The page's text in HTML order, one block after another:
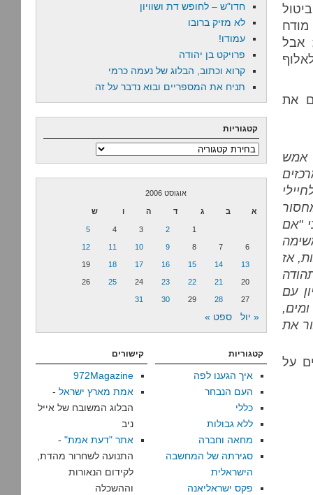
אבל
את
אמש
"אם
אז
עם
את
על
חדו"ש – לחופש דת ושוויון
לא מזיק ברובו
עמודו!
פרויקט בן יהודה
קרוא וכתוב, הבלוג של נעמה כרמי
תניח את המספריים ובוא נדבר על זה
קטגוריות
קטגוריות
אוגוסט 2006
א ב ג ד ה ו ש
1
2
3
4
5
6
7
8
9
10
11
12
13
14
15
16
17
18
19
20
21
22
23
24
25
26
27
28
29
30
31
« יול ספט »
קטגוריות
איך הגענו לפה
העם הנבחר
כללי
ללא גבולות
מחאה וחברה
סגירתה של המחשבה
הישראלית
פקס ישראליאנה
קישורים
972Magazine
אמת מארץ ישראל -
הבלוג המשובח של אייל
ניב
אתר "דעת אמת" -
התנועה לשחרור מהדת,
לקידום הנאורות
וההשכלה